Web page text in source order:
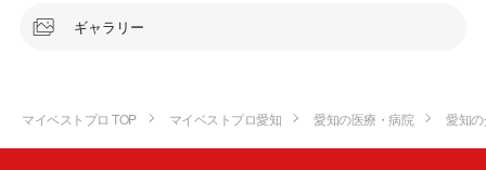
ギャラリー
マイベストプロ TOP マイベストプロ愛知 愛知の医療・病院 愛知